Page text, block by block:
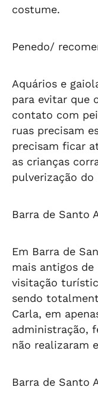
costume.
Penedo/
Aquários e
para evitar que
contato com
ruas precisam
precisam ficar
as crianças
pulverização do
Barra de Santo
Em Barra de
mais antigos de
visitação
sendo
Carla, em
administração,
não realizaram
Barra de Santo